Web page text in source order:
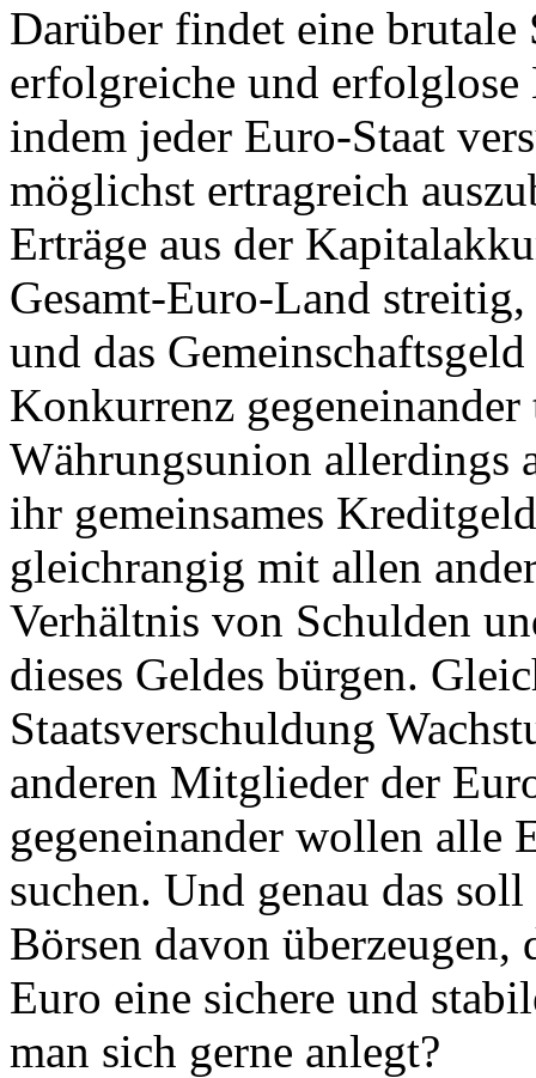
Darüber findet eine
erfolgreiche und
indem jeder Euro-Staat
möglichst ertragreich
Erträge aus der
Gesamt-Euro-Land
und das
Konkurrenz
Währungsunion allerdings
ihr gemeinsames
gleichrangig mit allen
Verhältnis von Schulden
dieses Geldes bürgen.
Staatsverschuldung
anderen Mitglieder der
gegeneinander wollen alle
suchen. Und genau das
Börsen davon überzeugen,
Euro eine sichere und
man sich gerne anlegt?